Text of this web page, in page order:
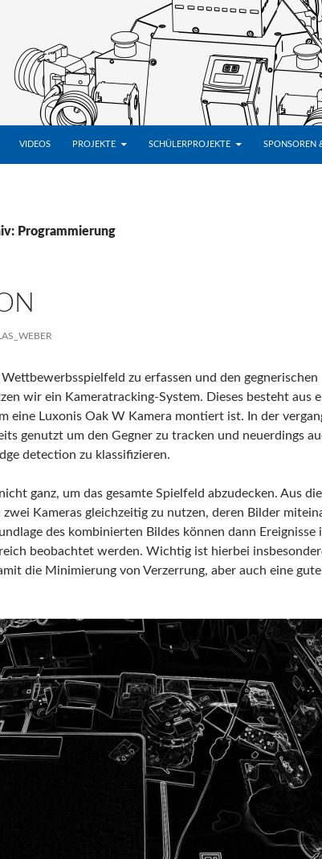
VIDEOS PROJEKTE SCHÜLERPROJEKTE SPONSOREN
Programmierung
zu erfassen und den gegnerischen
wir ein Kameratracking-System. Dieses besteht aus
eine Luxonis Oak W Kamera montiert ist. In der
genutzt um den Gegner zu tracken und neuerdings
detection zu klassifizieren.
ganz, um das gesamte Spielfeld abzudecken. Aus
Kameras gleichzeitig zu nutzen, deren Bilder
des kombinierten Bildes können dann Ereignisse
beobachtet werden. Wichtig ist hierbei
die Minimierung von Verzerrung, aber auch eine gute